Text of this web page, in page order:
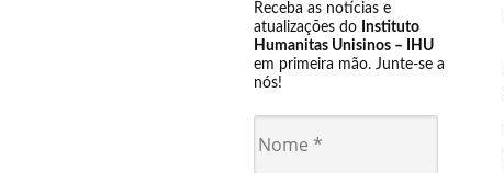
Receba as notícias e
atualizações do Instituto
Humanitas Unisinos – IHU
em primeira mão. Junte-se a
nós!